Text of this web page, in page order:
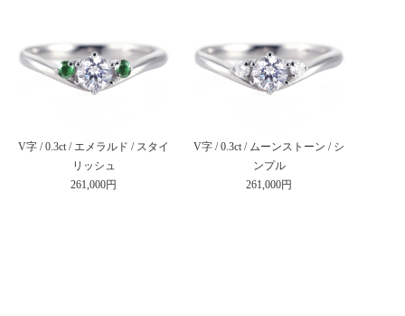
V字 / 0.3ct / エメラルド / スタイ
リッシュ
261,000円
V字 / 0.3ct / ムーンストーン / シ
ンプル
261,000円